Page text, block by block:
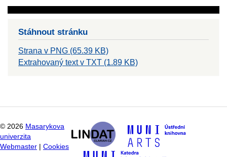
Stáhnout stránku
Strana v PNG (65.39 KB)
Extrahovaný text v TXT (1.89 KB)
© 2026 Masarykova
univerzita
Webmaster
Cookies